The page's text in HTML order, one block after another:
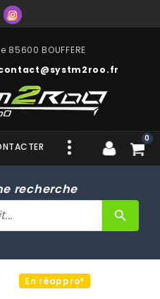
85600 BOUFFERE
0
recherche
search
En réappro*